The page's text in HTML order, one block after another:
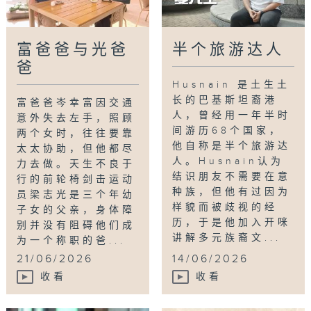
富爸爸与光爸
爸
富爸爸岑幸富因交通
意外失去左手，照顾
两个女时，往往要靠
太太协助，但他都尽
力去做。天生不良于
行的前轮椅剑击运动
员梁志光是三个年幼
子女的父亲，身体障
别并没有阻碍他们成
为一个称职的爸...
21/06/2026
收看
半个旅游达人
Husnain 是土生土
长的巴基斯坦裔港
人，曾经用一年半时
间游历68个国家，
他自称是半个旅游达
人。Husnain认为
结识朋友不需要在意
种族，但他有过因为
样貌而被歧视的经
历，于是他加入开咪
讲解多元族裔文...
14/06/2026
收看